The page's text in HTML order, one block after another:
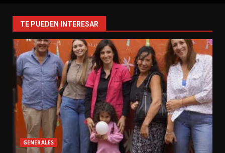
TE PUEDEN INTERESAR
GENERALES